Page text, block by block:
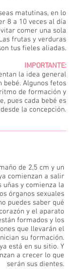
matutinas, en lo
8 a 10 veces al día
comer una sola
frutas y verduras
tus fieles aliadas.
IMPORTANTE:
la idea general
bebé. Algunos fetos
de formación y
pues cada bebé es
la concepción.
de 2,5 cm y un
comienzan a salir
uñas y comienza la
órganos sexuales
puedes saber qué
y el aparato
formados y los
que llevarán el
su formación.
está en su sitio. Y
a crecer lo que
serán sus dientes.